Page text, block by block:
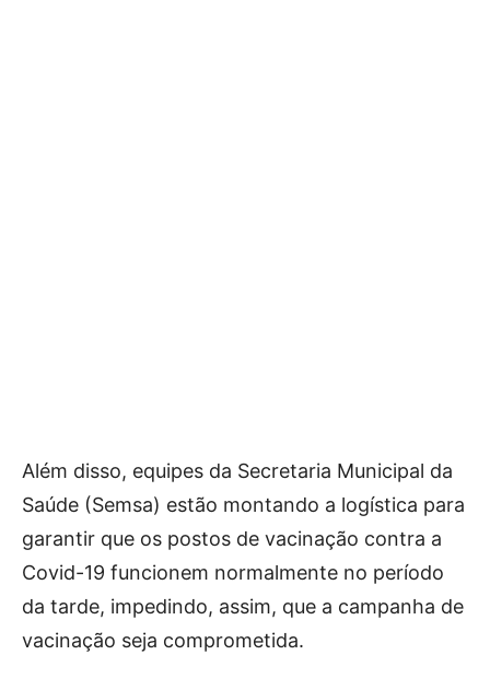
Além disso, equipes da Secretaria Municipal da
Saúde (Semsa) estão montando a logística para
garantir que os postos de vacinação contra a
Covid-19 funcionem normalmente no período
da tarde, impedindo, assim, que a campanha de
vacinação seja comprometida.